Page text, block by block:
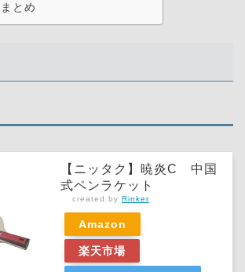
まとめ
【ニッタク】暁炎C 中国
式ペンラケット
created by Rinker
Amazon
楽天市場